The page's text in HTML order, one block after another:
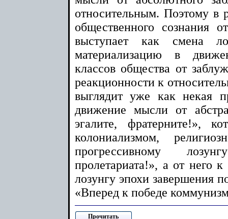
относительным. Поэтому в
общественного сознания
выступает как смена
материализацию в
классов общества от
реакционности к
выглядит уже как некая
движение мысли от
эгалите, фратерните!»,
колониализмом,
прогрессивному
пролетариата!», а от него
лозунгу эпохи завершения
«Вперед к победе
Прочитать